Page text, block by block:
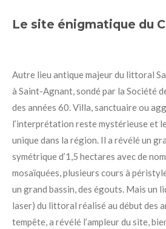
Le site énigmatique du
Autre lieu antique majeur du littoral
à Saint-Agnant, sondé par la Société
des années 60. Villa, sanctuaire ou
l’interprétation reste mystérieuse et
unique dans la région. Il a révélé un
symétrique d’1,5 hectares avec de
mosaïquées, plusieurs cours à
un grand bassin, des égouts. Mais un
laser) du littoral réalisé au début des
tempête, a révélé l’ampleur du site,